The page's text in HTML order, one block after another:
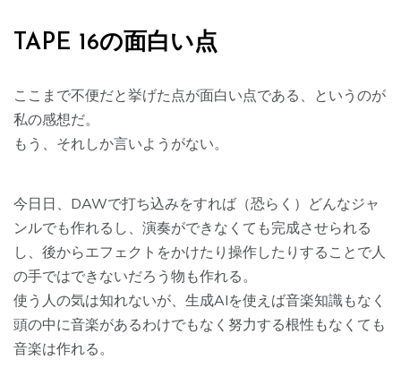
TAPE 16の面白い点
ここまで不便だと挙げた点が面白い点である、というのが
私の感想だ。
もう、それしか言いようがない。
今日日、DAWで打ち込みをすれば（恐らく）どんなジャ
ンルでも作れるし、演奏ができなくても完成させられる
し、後からエフェクトをかけたり操作したりすることで人
の手ではできないだろう物も作れる。
使う人の気は知れないが、生成AIを使えば音楽知識もなく
頭の中に音楽があるわけでもなく努力する根性もなくても
音楽は作れる。